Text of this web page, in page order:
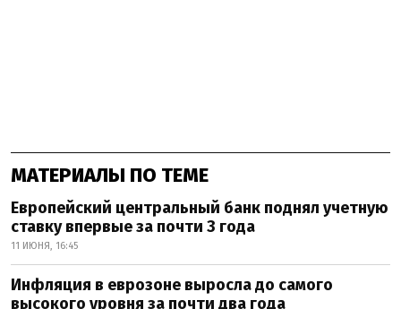
МАТЕРИАЛЫ ПО ТЕМЕ
Европейский центральный банк поднял учетную
ставку впервые за почти 3 года
11 ИЮНЯ, 16:45
Инфляция в еврозоне выросла до самого
высокого уровня за почти два года